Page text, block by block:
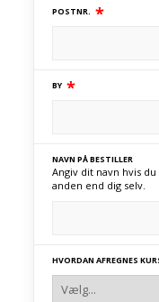
POSTNR. *
BY *
NAVN PÅ BESTILLER
Angiv dit navn hvis
anden end dig selv.
HVORDAN AFREGNES